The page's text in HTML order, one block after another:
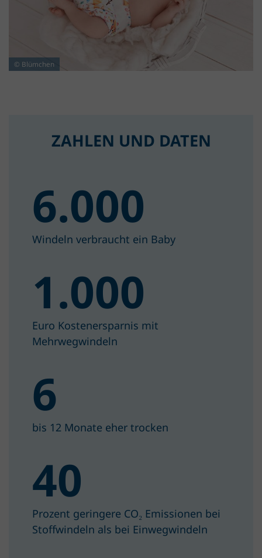
© Blümchen
ZAHLEN UND DATEN
6.000
Windeln verbraucht ein Baby
1.000
Euro Kostenersparnis mit
Mehrwegwindeln
6
bis 12 Monate eher trocken
40
Prozent geringere CO₂ Emissionen bei
Stoffwindeln als bei Einwegwindeln